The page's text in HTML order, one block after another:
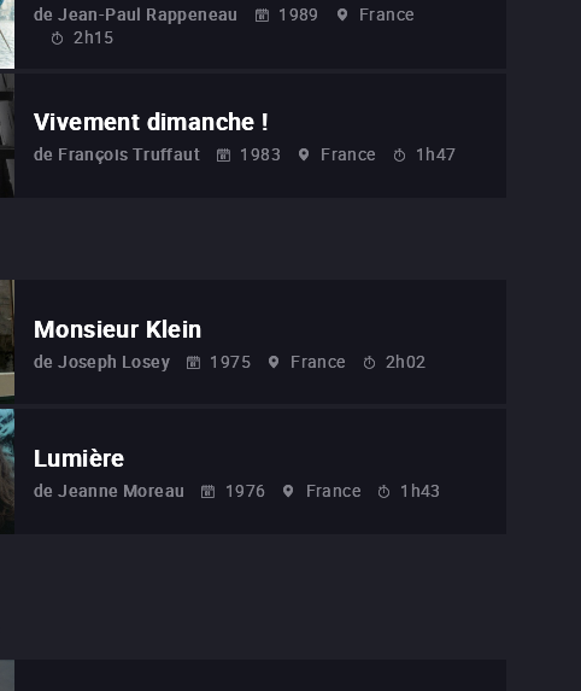
de Jean-Paul Rappeneau 1989
France
2h15
Vivement dimanche !
de François Truffaut 1983 France 1h47
Monsieur Klein
de Joseph Losey 1975 France 2h02
Lumière
de Jeanne Moreau 1976 France 1h43